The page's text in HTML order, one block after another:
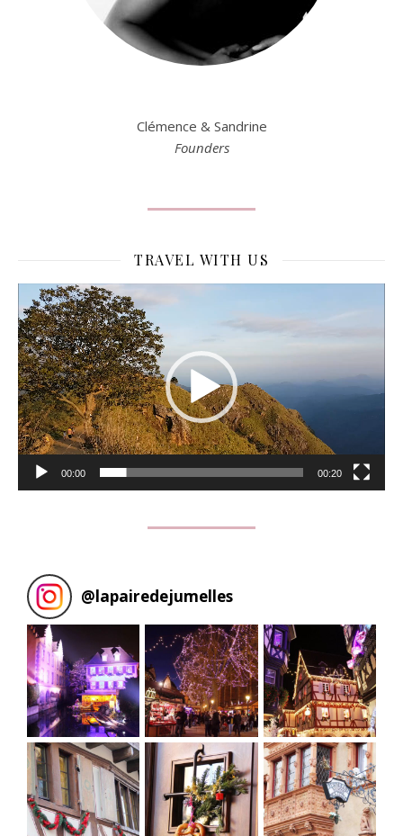
Clémence & Sandrine
Founders
TRAVEL WITH US
Lecteur
vidéo
00:00 00:20
@lapairedejumelles